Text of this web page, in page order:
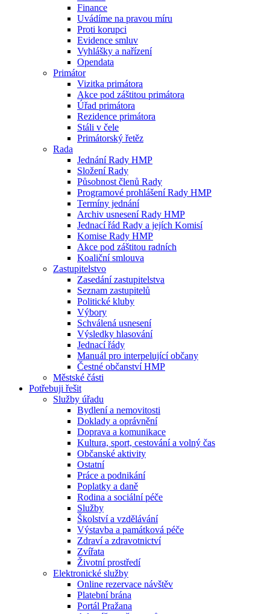
Finance
Uvádíme na pravou míru
Proti korupci
Evidence smluv
Vyhlášky a nařízení
Opendata
Primátor
Vizitka primátora
Akce pod záštitou primátora
Úřad primátora
Rezidence primátora
Stáli v čele
Primátorský řetěz
Rada
Jednání Rady HMP
Složení Rady
Působnost členů Rady
Programové prohlášení Rady HMP
Termíny jednání
Archiv usnesení Rady HMP
Jednací řád Rady a jejích Komisí
Komise Rady HMP
Akce pod záštitou radních
Koaliční smlouva
Zastupitelstvo
Zasedání zastupitelstva
Seznam zastupitelů
Politické kluby
Výbory
Schválená usnesení
Výsledky hlasování
Jednací řády
Manuál pro interpelující občany
Čestné občanství HMP
Městské části
Potřebuji řešit
Služby úřadu
Bydlení a nemovitosti
Doklady a oprávnění
Doprava a komunikace
Kultura, sport, cestování a volný čas
Občanské aktivity
Ostatní
Práce a podnikání
Poplatky a daně
Rodina a sociální péče
Služby
Školství a vzdělávání
Výstavba a památková péče
Zdraví a zdravotnictví
Zvířata
Životní prostředí
Elektronické služby
Online rezervace návštěv
Platební brána
Portál Pražana